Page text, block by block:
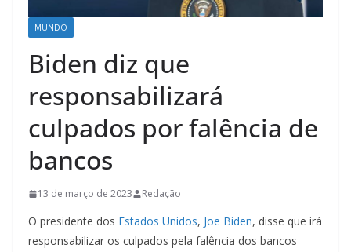
MUNDO
Biden diz que
responsabilizará
culpados por falência de
bancos
13 de março de 2023 Redação
O presidente dos Estados Unidos, Joe Biden, disse que irá
responsabilizar os culpados pela falência dos bancos